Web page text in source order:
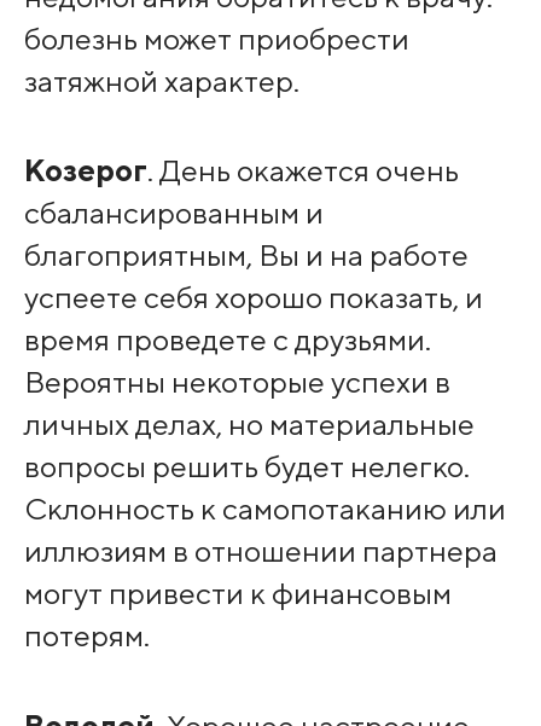
болезнь может приобрести
затяжной характер.
Козерог. День окажется очень
сбалансированным и
благоприятным, Вы и на работе
успеете себя хорошо показать, и
время проведете с друзьями.
Вероятны некоторые успехи в
личных делах, но материальные
вопросы решить будет нелегко.
Склонность к самопотаканию или
иллюзиям в отношении партнера
могут привести к финансовым
потерям.